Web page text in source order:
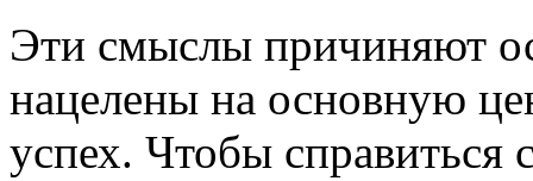
Эти смыслы причиняют
нацелены на основную
успех. Чтобы справиться